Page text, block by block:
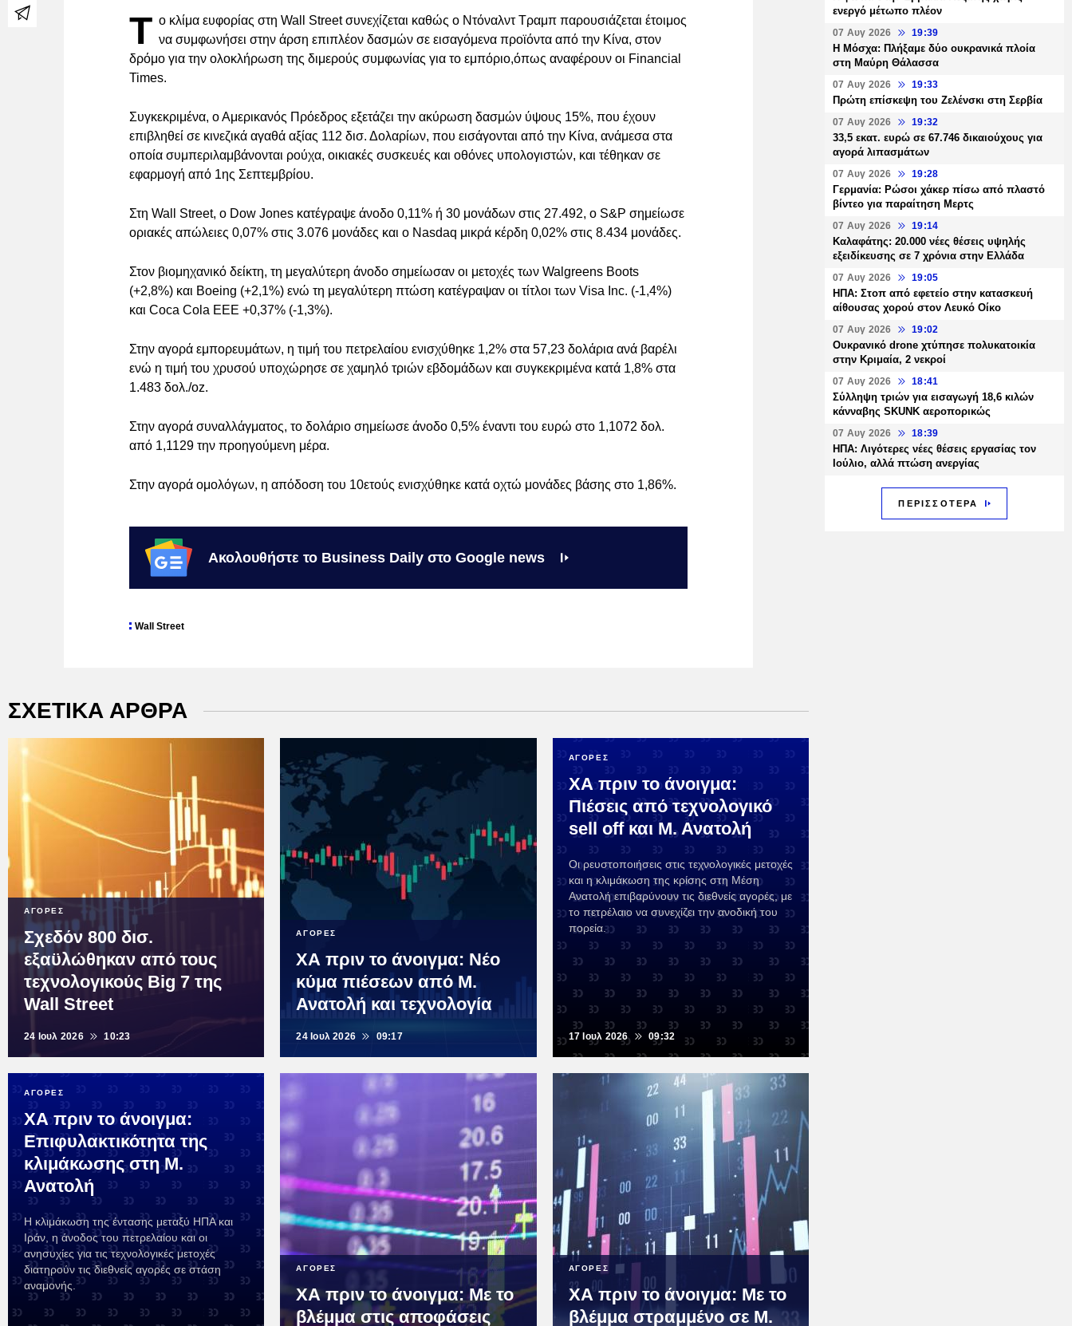
Τ ο κλίμα ευφορίας στη Wall Street συνεχίζεται καθώς ο Ντόναλντ Τραμπ παρουσιάζεται έτοιμος
να συμφωνήσει στην άρση επιπλέον δασμών σε εισαγόμενα προϊόντα από την Κίνα, στον
δρόμο για την ολοκλήρωση της διμερούς συμφωνίας για το εμπόριο,όπως αναφέρουν οι Financial
Times.
Συγκεκριμένα, ο Αμερικανός Πρόεδρος εξετάζει την ακύρωση δασμών ύψους 15%, που έχουν
επιβληθεί σε κινεζικά αγαθά αξίας 112 δισ. Δολαρίων, που εισάγονται από την Κίνα, ανάμεσα στα
οποία συμπεριλαμβάνονται ρούχα, οικιακές συσκευές και οθόνες υπολογιστών, και τέθηκαν σε
εφαρμογή από 1ης Σεπτεμβρίου.
Στη Wall Street, o Dow Jones κατέγραψε άνοδο 0,11% ή 30 μονάδων στις 27.492, ο S&P σημείωσε
οριακές απώλειες 0,07% στις 3.076 μονάδες και ο Nasdaq μικρά κέρδη 0,02% στις 8.434 μονάδες.
Στον βιομηχανικό δείκτη, τη μεγαλύτερη άνοδο σημείωσαν οι μετοχές των Walgreens Boots
(+2,8%) και Boeing (+2,1%) ενώ τη μεγαλύτερη πτώση κατέγραψαν οι τίτλοι των Visa Inc. (-1,4%)
και Coca Cola ΕΕΕ +0,37% (-1,3%).
Στην αγορά εμπορευμάτων, η τιμή του πετρελαίου ενισχύθηκε 1,2% στα 57,23 δολάρια ανά βαρέλι
ενώ η τιμή του χρυσού υποχώρησε σε χαμηλό τριών εβδομάδων και συγκεκριμένα κατά 1,8% στα
1.483 δολ./oz.
Στην αγορά συναλλάγματος, το δολάριο σημείωσε άνοδο 0,5% έναντι του ευρώ στο 1,1072 δολ.
από 1,1129 την προηγούμενη μέρα.
Στην αγορά ομολόγων, η απόδοση του 10ετούς ενισχύθηκε κατά οχτώ μονάδες βάσης στο 1,86%.
Ακολουθήστε το Business Daily στο Google news
Wall Street
ΣΧΕΤΙΚΑ ΑΡΘΡΑ
ΑΓΟΡΕΣ
Σχεδόν 800 δισ.
εξαϋλώθηκαν από τους
τεχνολογικούς Big 7 της
Wall Street
24 Ιουλ 2026 10:23
ΑΓΟΡΕΣ
ΧΑ πριν το άνοιγμα: Νέο
κύμα πιέσεων από Μ.
Ανατολή και τεχνολογία
24 Ιουλ 2026 09:17
ΑΓΟΡΕΣ
ΧΑ πριν το άνοιγμα:
Πιέσεις από τεχνολογικό
sell off και Μ. Ανατολή
Οι ρευστοποιήσεις στις τεχνολογικές μετοχές
και η κλιμάκωση της κρίσης στη Μέση
Ανατολή επιβαρύνουν τις διεθνείς αγορές, με
το πετρέλαιο να συνεχίζει την ανοδική του
πορεία.
17 Ιουλ 2026 09:32
ΑΓΟΡΕΣ
ΧΑ πριν το άνοιγμα:
Επιφυλακτικότητα της
κλιμάκωσης στη Μ.
Ανατολή
Η κλιμάκωση της έντασης μεταξύ ΗΠΑ και
Ιράν, η άνοδος του πετρελαίου και οι
ανησυχίες για τις τεχνολογικές μετοχές
διατηρούν τις διεθνείς αγορές σε στάση
αναμονής.
ΑΓΟΡΕΣ
ΧΑ πριν το άνοιγμα: Με το
βλέμμα στις αποφάσεις
ΑΓΟΡΕΣ
ΧΑ πριν το άνοιγμα: Με το
βλέμμα στραμμένο σε Μ.
ενεργό μέτωπο πλέον
07 Αυγ 2026 19:39
Η Μόσχα: Πλήξαμε δύο ουκρανικά πλοία
στη Μαύρη Θάλασσα
07 Αυγ 2026 19:33
Πρώτη επίσκεψη του Ζελένσκι στη Σερβία
07 Αυγ 2026 19:32
33,5 εκατ. ευρώ σε 67.746 δικαιούχους για
αγορά λιπασμάτων
07 Αυγ 2026 19:28
Γερμανία: Ρώσοι χάκερ πίσω από πλαστό
βίντεο για παραίτηση Μερτς
07 Αυγ 2026 19:14
Καλαφάτης: 20.000 νέες θέσεις υψηλής
εξειδίκευσης σε 7 χρόνια στην Ελλάδα
07 Αυγ 2026 19:05
ΗΠΑ: Στοπ από εφετείο στην κατασκευή
αίθουσας χορού στον Λευκό Οίκο
07 Αυγ 2026 19:02
Ουκρανικό drone χτύπησε πολυκατοικία
στην Κριμαία, 2 νεκροί
07 Αυγ 2026 18:41
Σύλληψη τριών για εισαγωγή 18,6 κιλών
κάνναβης SKUNK αεροπορικώς
07 Αυγ 2026 18:39
ΗΠΑ: Λιγότερες νέες θέσεις εργασίας τον
Ιούλιο, αλλά πτώση ανεργίας
ΠΕΡΙΣΣΟΤΕΡΑ